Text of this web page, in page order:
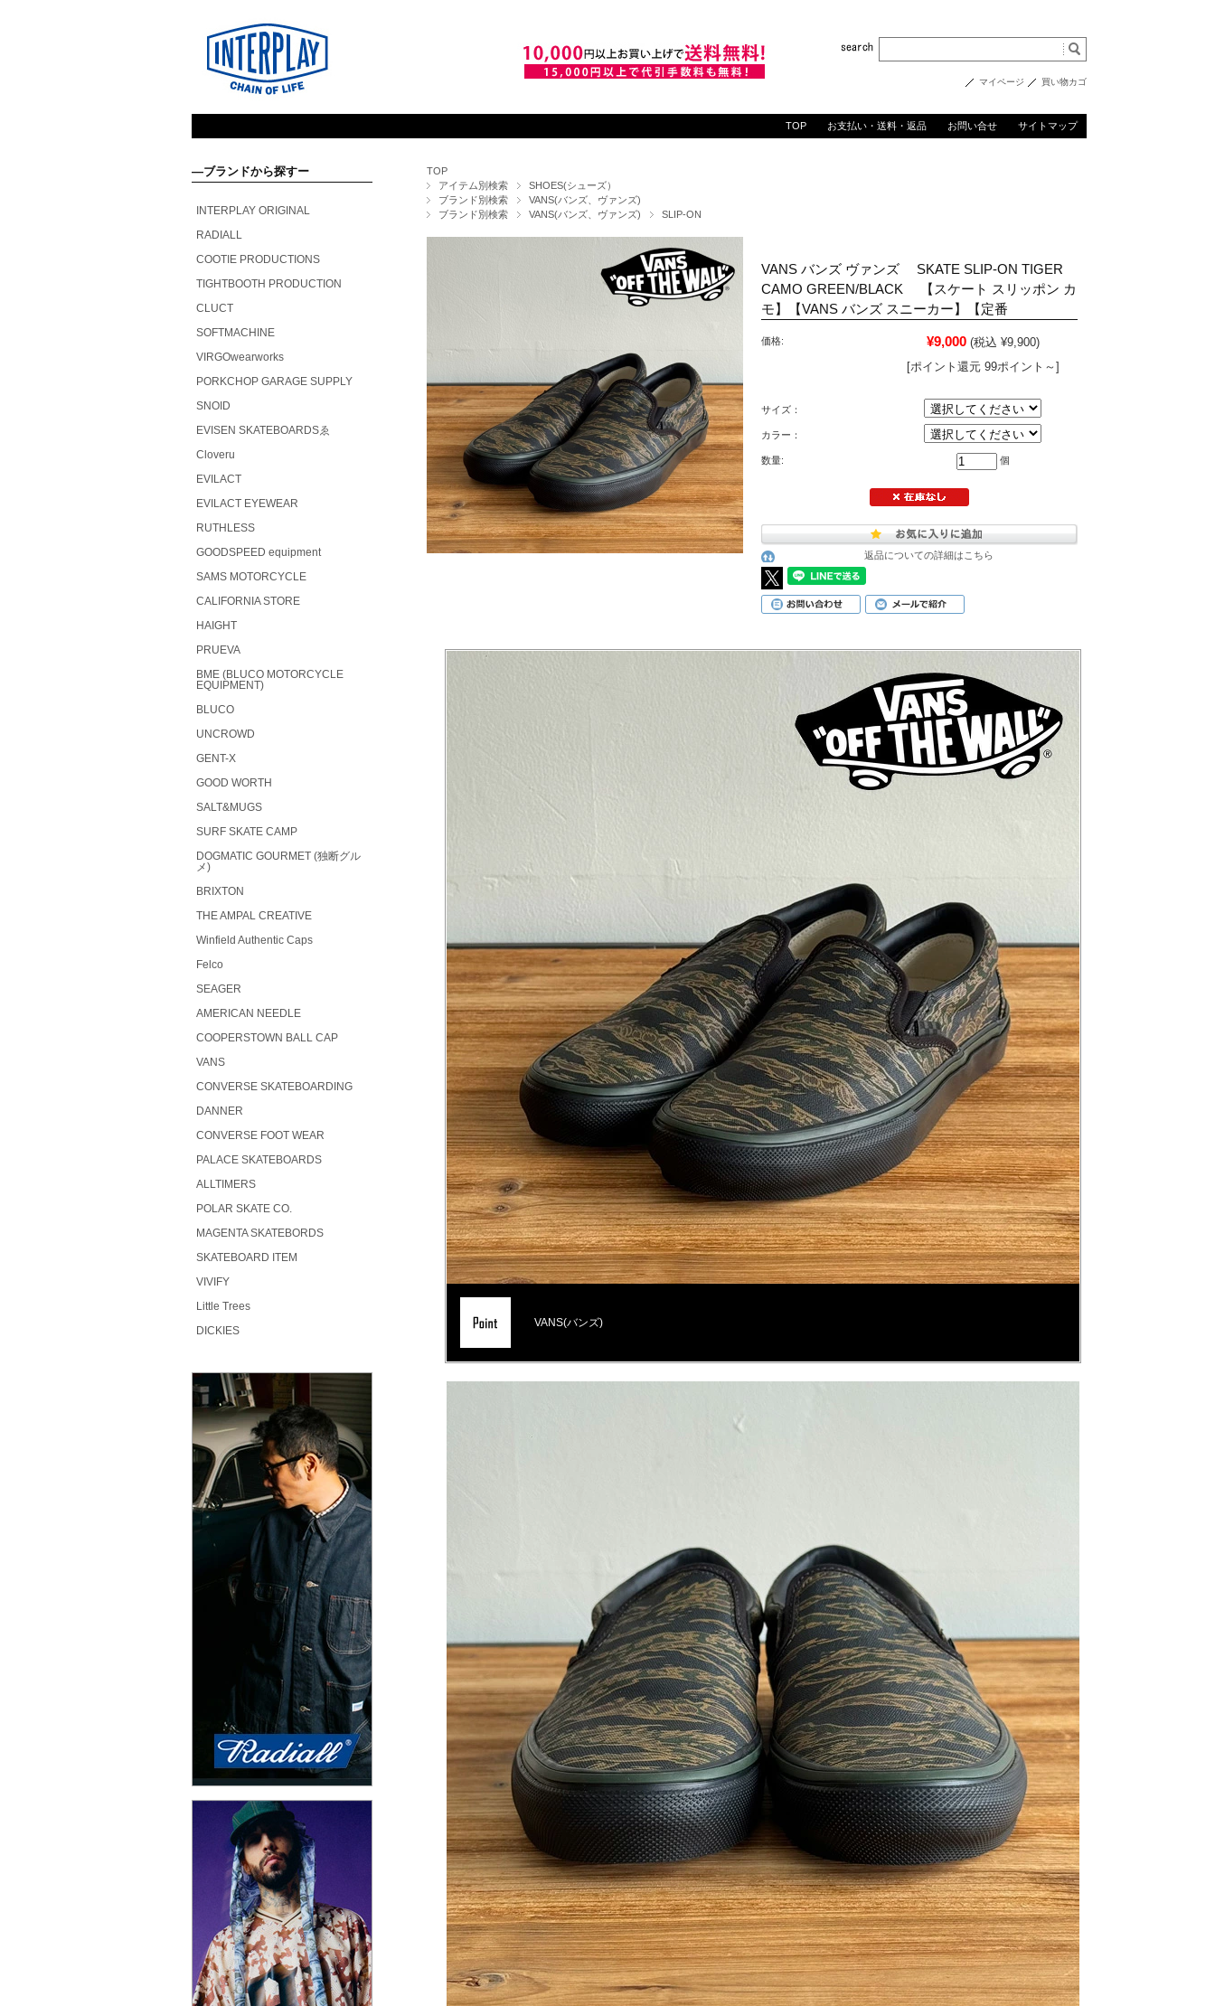
マイページ 買い物カゴ
TOP お支払い・送料・返品 お問い合せ サイトマップ
TOP
アイテム別検索
SHOES(シューズ）
ブランド別検索
VANS(バンズ、ヴァンズ)
ブランド別検索
VANS(バンズ、ヴァンズ) SLIP-ON
VANS バンズ ヴァンズ SKATE SLIP-ON TIGER
CAMO GREEN/BLACK 【スケート スリッポン カ
モ】【VANS バンズ スニーカー】【定番
価格: ¥9,000 (税込 ¥9,900)
[ポイント還元 99ポイント～]
サイズ：
カラー：
数量: 個
返品についての詳細はこちら
VANS(バンズ)